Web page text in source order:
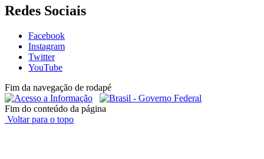
Redes Sociais
Facebook
Instagram
Twitter
YouTube
Fim da navegação de rodapé
Fim do conteúdo da página
Voltar para o topo